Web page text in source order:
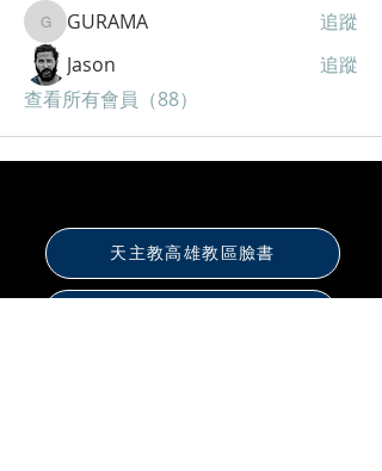
GURAMA
GURAMA
追蹤
Jason
追蹤
查看所有會員（88）
天主教高雄教區臉書